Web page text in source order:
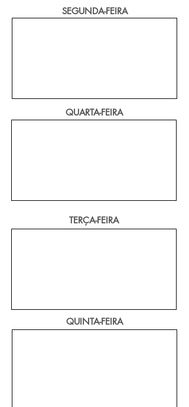
SEGUNDA-FEIRA
QUARTA-FEIRA
TERÇA-FEIRA
QUINTA-FEIRA